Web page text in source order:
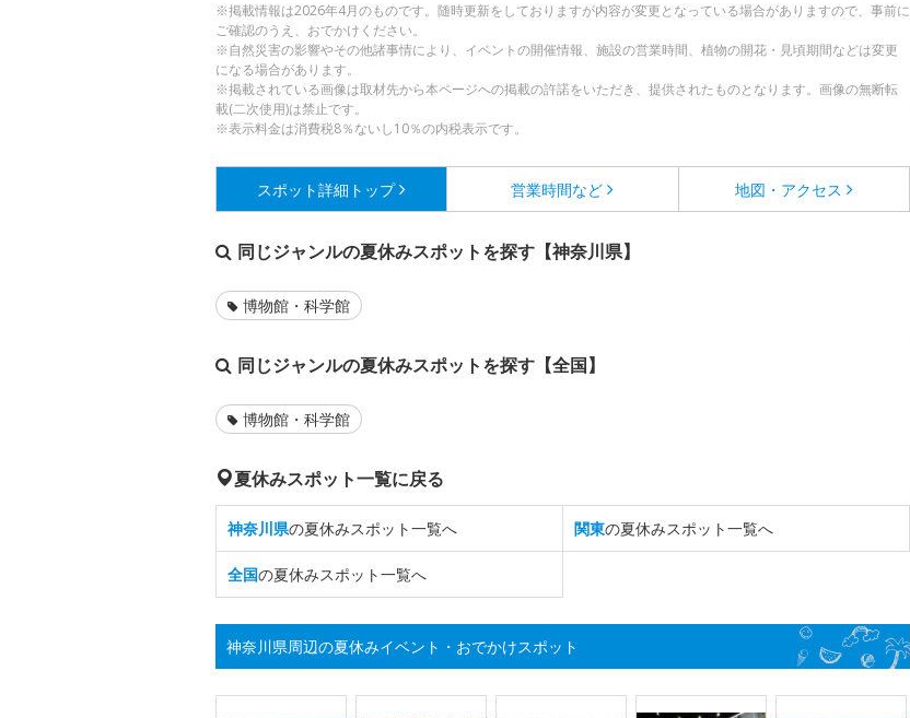
※掲載情報は2026年4月のものです。随時更新をしておりますが内容が変更となっている場合がありますので、事前に
ご確認のうえ、おでかけください。
※自然災害の影響やその他諸事情により、イベントの開催情報、施設の営業時間、植物の開花・見頃期間などは変更
になる場合があります。
※掲載されている画像は取材先から本ページへの掲載の許諾をいただき、提供されたものとなります。画像の無断転
載(二次使用)は禁止です。
※表示料金は消費税8％ないし10％の内税表示です。
スポット詳細 トップ 営業時間など 地図・アクセス
同じジャンルの夏休みスポットを探す【神奈川県】
博物館・科学館
同じジャンルの夏休みスポットを探す【全国】
博物館・科学館
夏休みスポット一覧に戻る
神奈川県の夏休みスポット一覧へ 関東の夏休みスポット一覧へ
全国の夏休みスポット一覧へ
神奈川県周辺の夏休みイベント・おでかけスポット